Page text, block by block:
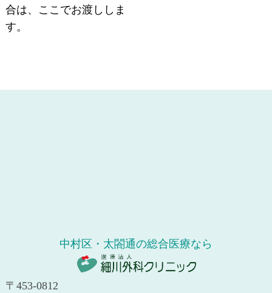
合は、ここでお渡ししま
す。
中村区・太閤通の総合医療なら
〒453-0812